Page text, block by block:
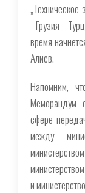
„Техническое
- Грузия -
время
Алиев.
Напомним,
Меморандум
сфере
между
и